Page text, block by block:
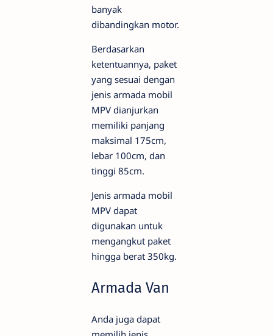
banyak
dibandingkan motor.
Berdasarkan
ketentuannya, paket
yang sesuai dengan
jenis armada mobil
MPV dianjurkan
memiliki panjang
maksimal 175cm,
lebar 100cm, dan
tinggi 85cm.
Jenis armada mobil
MPV dapat
digunakan untuk
mengangkut paket
hingga berat 350kg.
Armada Van
Anda juga dapat